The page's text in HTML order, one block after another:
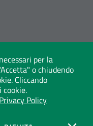
per la
o chiudendo
Cliccando
Privacy Policy
Mappa del sito